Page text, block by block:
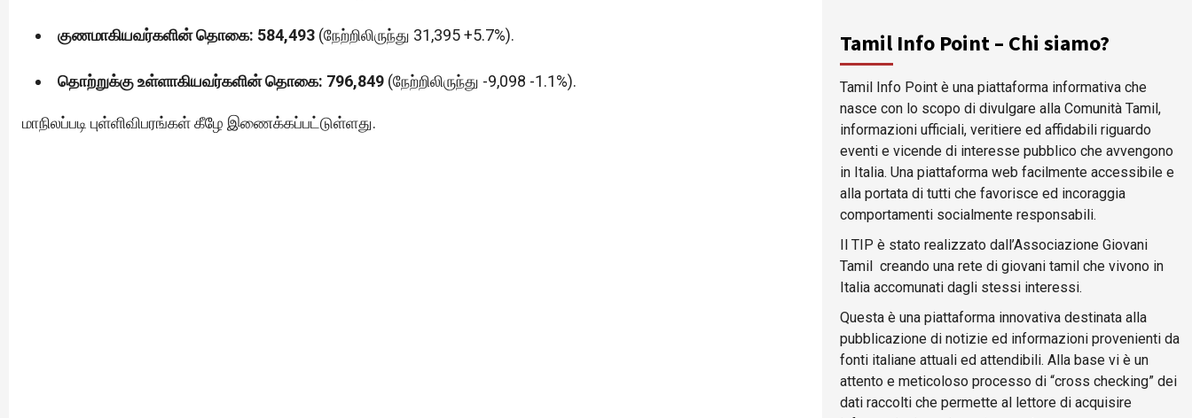
குணமாகியவர்களின் தொகை: 584,493 (நேற்றிலிருந்து 31,395 +5.7%).
தொற்றுக்கு உள்ளாகியவர்களின் தொகை: 796,849 (நேற்றிலிருந்து -9,098 -1.1%).
மாநிலப்படி புள்ளிவிபரங்கள் கீழே இணைக்கப்பட்டுள்ளது.
Tamil Info Point – Chi siamo?
Tamil Info Point è una piattaforma informativa che
nasce con lo scopo di divulgare alla Comunità Tamil,
informazioni ufficiali, veritiere ed affidabili riguardo
eventi e vicende di interesse pubblico che avvengono
in Italia. Una piattaforma web facilmente accessibile e
alla portata di tutti che favorisce ed incoraggia
comportamenti socialmente responsabili.
Il TIP è stato realizzato dall’Associazione Giovani
Tamil creando una rete di giovani tamil che vivono in
Italia accomunati dagli stessi interessi.
Questa è una piattaforma innovativa destinata alla
pubblicazione di notizie ed informazioni provenienti da
fonti italiane attuali ed attendibili. Alla base vi è un
attento e meticoloso processo di “cross checking” dei
dati raccolti che permette al lettore di acquisire